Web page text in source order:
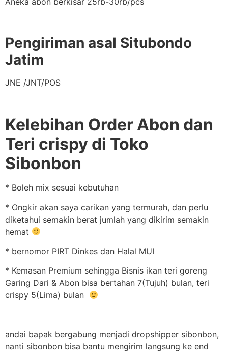
Pengiriman asal Situbondo
Jatim
JNE /JNT/POS
Kelebihan Order Abon dan
Teri crispy di Toko
Sibonbon
* Boleh mix sesuai kebutuhan
* Ongkir akan saya carikan yang termurah, dan perlu
diketahui semakin berat jumlah yang dikirim semakin
hemat
* bernomor PIRT Dinkes dan Halal MUI
* Kemasan Premium sehingga Bisnis ikan teri goreng
Garing Dari & Abon bisa bertahan 7(Tujuh) bulan, teri
crispy 5(Lima) bulan
andai bapak bergabung menjadi dropshipper sibonbon,
nanti sibonbon bisa bantu mengirim langsung ke end